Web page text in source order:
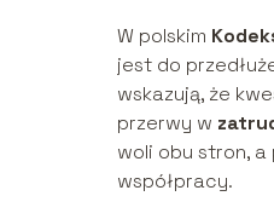
W polskim
jest do
wskazują, że
przerwy w
woli obu stron,
współpracy.